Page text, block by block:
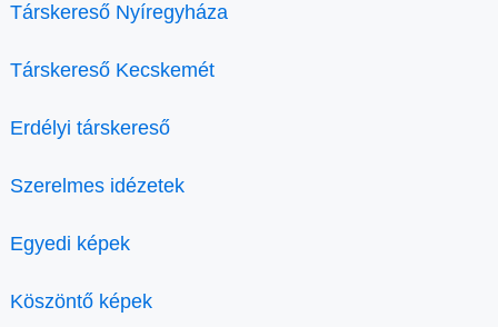
Társkereső Nyíregyháza
Társkereső Kecskemét
Erdélyi társkereső
Szerelmes idézetek
Egyedi képek
Köszöntő képek